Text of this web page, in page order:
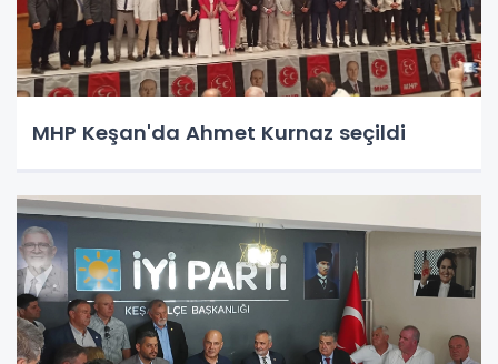
MHP Keşan'da Ahmet Kurnaz seçildi